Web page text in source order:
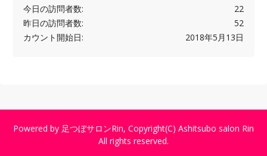
22
今日の訪問者数:
52
昨日の訪問者数:
2018年5月13日
カウント開始日:
Powered by 足つぼサロンRin, Copyright(C) Ashitsubo salon Rin
All rights reserved.